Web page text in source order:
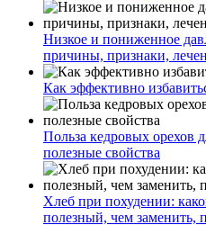
Низкое и пониженное
причины, признаки,
Как эффективно
Польза кедровых орехов
полезные свойства
Хлеб при похудении:
полезный, чем заменить,